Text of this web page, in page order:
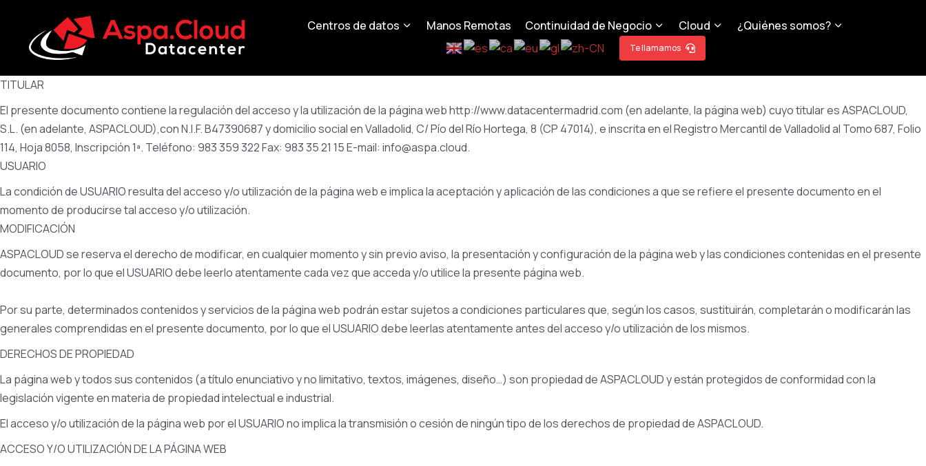
Centros de datos Manos Remotas Continuidad de Negocio Cloud ¿Quiénes somos?
Te llamamos
TITULAR
El presente documento contiene la regulación del acceso y la utilización de la página web http://www.datacentermadrid.com (en adelante, la página web) cuyo titular es ASPACLOUD,
S.L. (en adelante, ASPACLOUD),con N.I.F. B47390687 y domicilio social en Valladolid, C/ Pío del Río Hortega, 8 (CP 47014), e inscrita en el Registro Mercantil de Valladolid al Tomo 687, Folio
114, Hoja 8058, Inscripción 1ª. Teléfono: 983 359 322 Fax: 983 35 21 15 E-mail: info@aspa.cloud.
USUARIO
La condición de USUARIO resulta del acceso y/o utilización de la página web e implica la aceptación y aplicación de las condiciones a que se refiere el presente documento en el
momento de producirse tal acceso y/o utilización.
MODIFICACIÓN
ASPACLOUD se reserva el derecho de modificar, en cualquier momento y sin previo aviso, la presentación y configuración de la página web y las condiciones contenidas en el presente
documento, por lo que el USUARIO debe leerlo atentamente cada vez que acceda y/o utilice la presente página web.
Por su parte, determinados contenidos y servicios de la página web podrán estar sujetos a condiciones particulares que, según los casos, sustituirán, completarán o modificarán las
generales comprendidas en el presente documento, por lo que el USUARIO debe leerlas atentamente antes del acceso y/o utilización de los mismos.
DERECHOS DE PROPIEDAD
La página web y todos sus contenidos (a título enunciativo y no limitativo, textos, imágenes, diseño…) son propiedad de ASPACLOUD y están protegidos de conformidad con la
legislación vigente en materia de propiedad intelectual e industrial.
El acceso y/o utilización de la página web por el USUARIO no implica la transmisión o cesión de ningún tipo de los derechos de propiedad de ASPACLOUD.
ACCESO Y/O UTILIZACIÓN DE LA PÁGINA WEB